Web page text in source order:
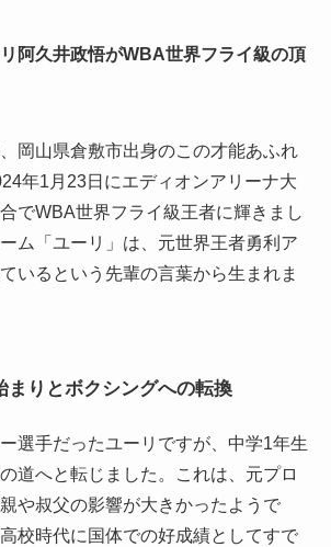
阿久井政悟がWBA世界フライ級の頂
岡山県倉敷市出身のこの才能あふれ
年1月23日にエディオンアリーナ大
でWBA世界フライ級王者に輝きまし
ム「ユーリ」は、元世界王者勇利ア
いるという先輩の言葉から生まれま
まりとボクシングへの転換
選手だったユーリですが、中学1年生
道へと転じました。これは、元プロ
や叔父の影響が大きかったようで
校時代に国体での好成績としてすで